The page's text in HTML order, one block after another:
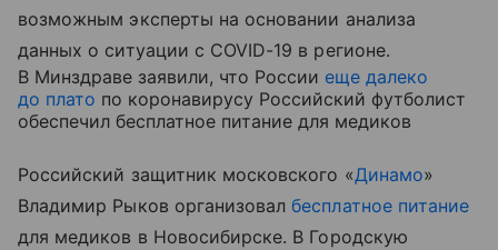
возможным эксперты на основании анализа
данных о ситуации с COVID-19 в регионе.
В Минздраве заявили, что России еще далеко
до плато по коронавирусу Российский футболист
обеспечил бесплатное питание для медиков
Российский защитник московского «Динамо»
Владимир Рыков организовалбесплатное питание
для медиков в Новосибирске. В Городскую